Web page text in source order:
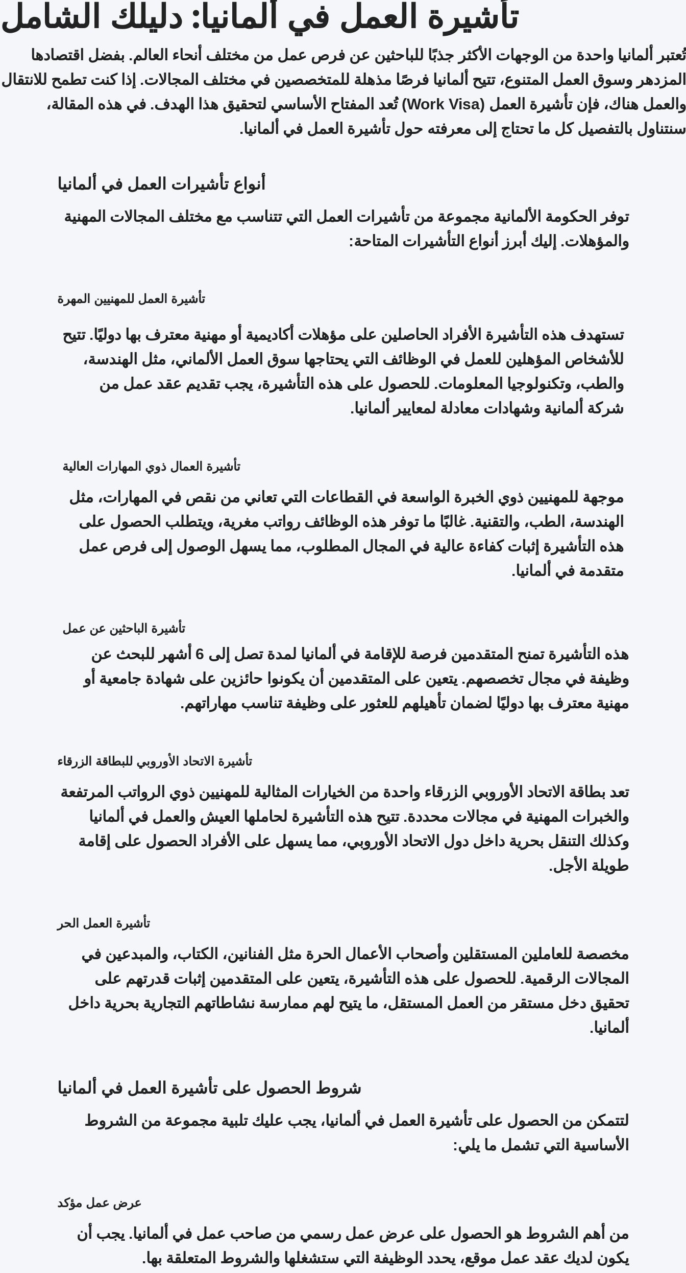
تأشيرة العمل في ألمانيا: دليلك الشامل
تُعتبر ألمانيا واحدة من الوجهات الأكثر جذبًا للباحثين عن فرص عمل من مختلف أنحاء العالم. بفضل اقتصادها
المزدهر وسوق العمل المتنوع، تتيح ألمانيا فرصًا مذهلة للمتخصصين في مختلف المجالات. إذا كنت تطمح للانتقال
والعمل هناك، فإن تأشيرة العمل (Work Visa) تُعد المفتاح الأساسي لتحقيق هذا الهدف. في هذه المقالة،
سنتناول بالتفصيل كل ما تحتاج إلى معرفته حول تأشيرة العمل في ألمانيا.
أنواع تأشيرات العمل في ألمانيا
توفر الحكومة الألمانية مجموعة من تأشيرات العمل التي تتناسب مع مختلف المجالات المهنية
والمؤهلات. إليك أبرز أنواع التأشيرات المتاحة:
تأشيرة العمل للمهنيين المهرة
تستهدف هذه التأشيرة الأفراد الحاصلين على مؤهلات أكاديمية أو مهنية معترف بها دوليًا. تتيح
للأشخاص المؤهلين للعمل في الوظائف التي يحتاجها سوق العمل الألماني، مثل الهندسة،
والطب، وتكنولوجيا المعلومات. للحصول على هذه التأشيرة، يجب تقديم عقد عمل من
شركة ألمانية وشهادات معادلة لمعايير ألمانيا.
تأشيرة العمال ذوي المهارات العالية
موجهة للمهنيين ذوي الخبرة الواسعة في القطاعات التي تعاني من نقص في المهارات، مثل
الهندسة، الطب، والتقنية. غالبًا ما توفر هذه الوظائف رواتب مغرية، ويتطلب الحصول على
هذه التأشيرة إثبات كفاءة عالية في المجال المطلوب، مما يسهل الوصول إلى فرص عمل
متقدمة في ألمانيا.
تأشيرة الباحثين عن عمل
هذه التأشيرة تمنح المتقدمين فرصة للإقامة في ألمانيا لمدة تصل إلى 6 أشهر للبحث عن
وظيفة في مجال تخصصهم. يتعين على المتقدمين أن يكونوا حائزين على شهادة جامعية أو
مهنية معترف بها دوليًا لضمان تأهيلهم للعثور على وظيفة تناسب مهاراتهم.
تأشيرة الاتحاد الأوروبي للبطاقة الزرقاء
تعد بطاقة الاتحاد الأوروبي الزرقاء واحدة من الخيارات المثالية للمهنيين ذوي الرواتب المرتفعة
والخبرات المهنية في مجالات محددة. تتيح هذه التأشيرة لحاملها العيش والعمل في ألمانيا
وكذلك التنقل بحرية داخل دول الاتحاد الأوروبي، مما يسهل على الأفراد الحصول على إقامة
طويلة الأجل.
تأشيرة العمل الحر
مخصصة للعاملين المستقلين وأصحاب الأعمال الحرة مثل الفنانين، الكتاب، والمبدعين في
المجالات الرقمية. للحصول على هذه التأشيرة، يتعين على المتقدمين إثبات قدرتهم على
تحقيق دخل مستقر من العمل المستقل، ما يتيح لهم ممارسة نشاطاتهم التجارية بحرية داخل
ألمانيا.
شروط الحصول على تأشيرة العمل في ألمانيا
لتتمكن من الحصول على تأشيرة العمل في ألمانيا، يجب عليك تلبية مجموعة من الشروط
الأساسية التي تشمل ما يلي:
عرض عمل مؤكد
من أهم الشروط هو الحصول على عرض عمل رسمي من صاحب عمل في ألمانيا. يجب أن
يكون لديك عقد عمل موقع، يحدد الوظيفة التي ستشغلها والشروط المتعلقة بها.